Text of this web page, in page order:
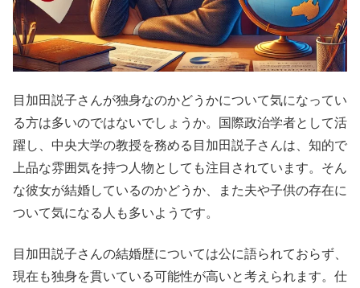
目加田説子さんが独身なのかどうかについて気になってい
る方は多いのではないでしょうか。国際政治学者として活
躍し、中央大学の教授を務める目加田説子さんは、知的で
上品な雰囲気を持つ人物としても注目されています。そん
な彼女が結婚しているのかどうか、また夫や子供の存在に
ついて気になる人も多いようです。
目加田説子さんの結婚歴については公に語られておらず、
現在も独身を貫いている可能性が高いと考えられます。仕